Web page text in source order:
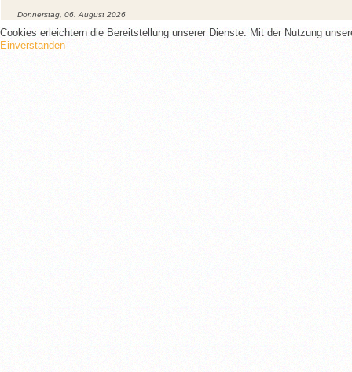
Donnerstag, 06. August 2026
Cookies erleichtern die Bereitstellung unserer Dienste. Mit der Nutzung
Einverstanden